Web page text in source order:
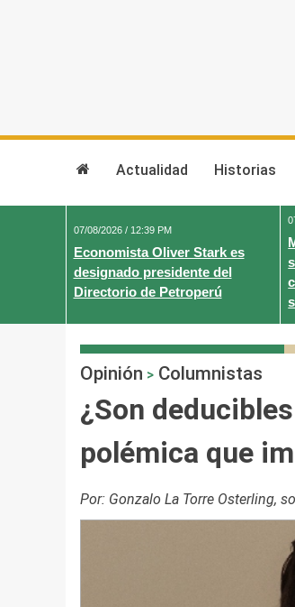
Actualidad Historias
07/08/2026 / 12:39 PM
Economista Oliver Stark es
designado presidente del
Directorio de Petroperú
Opinión > Columnistas
¿Son
polémica que
Por: Gonzalo La Torre Osterling,